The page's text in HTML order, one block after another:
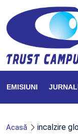
EMISIUNI
Acasă incalzire